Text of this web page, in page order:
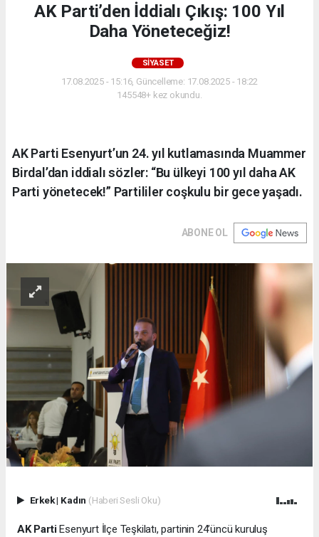
AK Parti’den İddialı Çıkış: 100 Yıl
Daha Yöneteceğiz!
SIYASET
17.08.2025 - 15:16, Güncelleme: 17.08.2025 - 18:22
145548+ kez okundu.
AK Parti Esenyurt’un 24. yıl kutlamasında Muammer
Birdal’dan iddialı sözler: “Bu ülkeyi 100 yıl daha AK
Parti yönetecek!” Partililer coşkulu bir gece yaşadı.
ABONE OL
Erkek| Kadın (Haberi Sesli Oku)
AK PartiEsenyurt İlçe Teşkilatı, partinin 24’üncü kuruluş